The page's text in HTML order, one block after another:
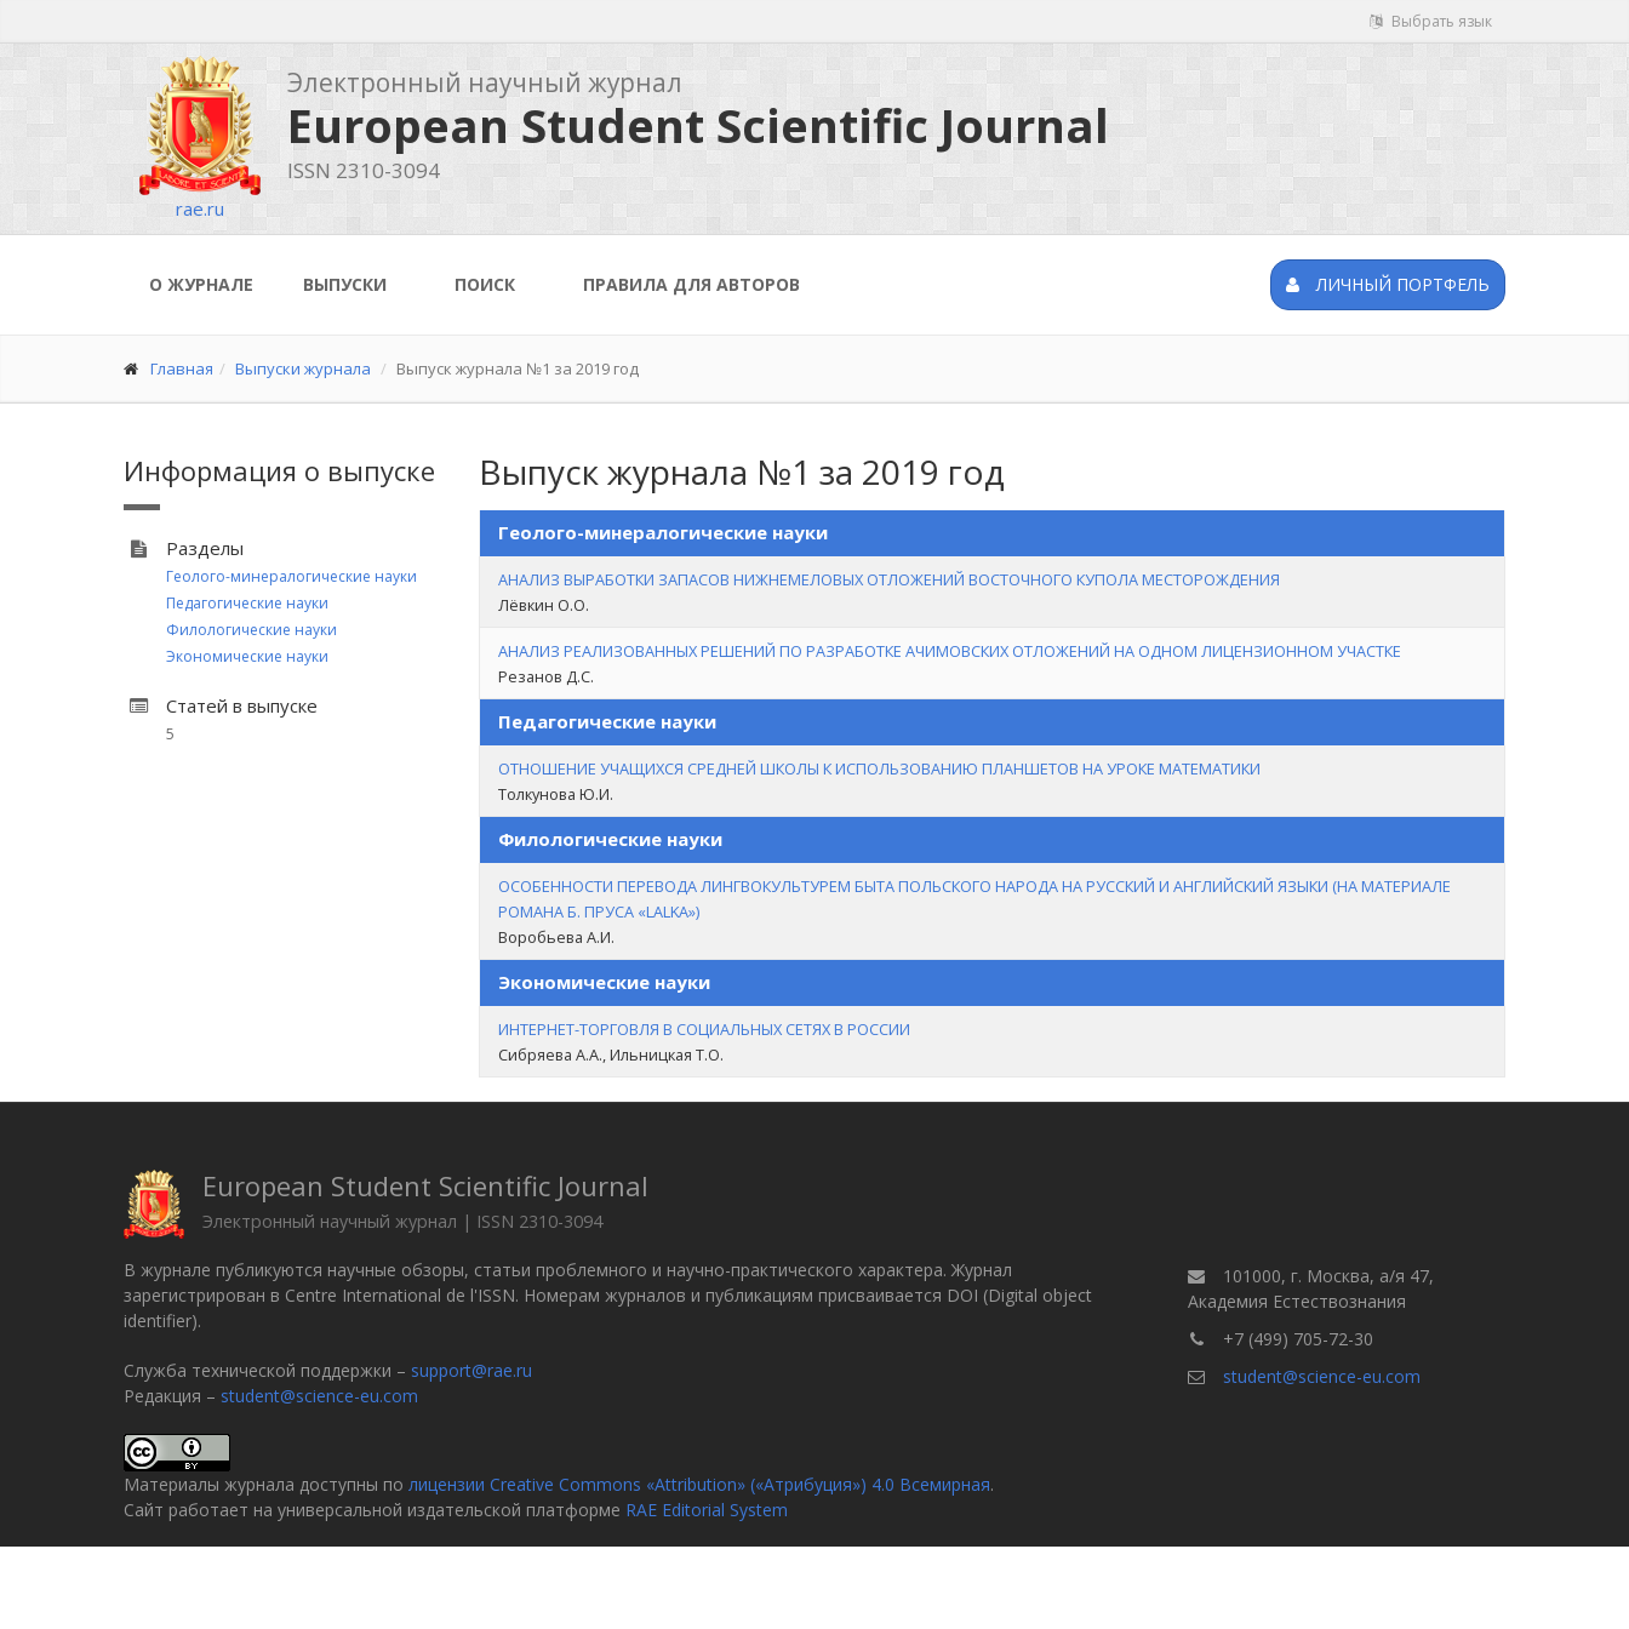
Выбрать язык
rae.ru
Электронный научный журнал
European Student Scientific Journal
ISSN 2310-3094
О ЖУРНАЛЕ ВЫПУСКИ ПОИСК ПРАВИЛА ДЛЯ АВТОРОВ ЛИЧНЫЙ ПОРТФЕЛЬ
Главная Выпуски журнала Выпуск журнала №1 за 2019 год
Информация о выпуске
Разделы
Геолого-минералогические науки
Педагогические науки
Филологические науки
Экономические науки
Статей в выпуске
5
Выпуск журнала №1 за 2019 год
Геолого-минералогические науки
АНАЛИЗ ВЫРАБОТКИ ЗАПАСОВ НИЖНЕМЕЛОВЫХ ОТЛОЖЕНИЙ ВОСТОЧНОГО КУПОЛА МЕСТОРОЖДЕНИЯ
Лёвкин О.О.
АНАЛИЗ РЕАЛИЗОВАННЫХ РЕШЕНИЙ ПО РАЗРАБОТКЕ АЧИМОВСКИХ ОТЛОЖЕНИЙ НА ОДНОМ ЛИЦЕНЗИОННОМ УЧАСТКЕ
Резанов Д.С.
Педагогические науки
ОТНОШЕНИЕ УЧАЩИХСЯ СРЕДНЕЙ ШКОЛЫ К ИСПОЛЬЗОВАНИЮ ПЛАНШЕТОВ НА УРОКЕ МАТЕМАТИКИ
Толкунова Ю.И.
Филологические науки
ОСОБЕННОСТИ ПЕРЕВОДА ЛИНГВОКУЛЬТУРЕМ БЫТА ПОЛЬСКОГО НАРОДА НА РУССКИЙ И АНГЛИЙСКИЙ ЯЗЫКИ (НА МАТЕРИАЛЕ
РОМАНА Б. ПРУСА «LALKA»)
Воробьева А.И.
Экономические науки
ИНТЕРНЕТ-ТОРГОВЛЯ В СОЦИАЛЬНЫХ СЕТЯХ В РОССИИ
Сибряева А.А., Ильницкая Т.О.
European Student Scientific Journal
Электронный научный журнал | ISSN 2310-3094
В журнале публикуются научные обзоры, статьи проблемного и научно-практического характера. Журнал
зарегистрирован в Centre International de l'ISSN. Номерам журналов и публикациям присваивается DOI (Digital object
identifier).
Служба технической поддержки – support@rae.ru
Редакция – student@science-eu.com
101000, г. Москва, а/я 47,
Академия Естествознания
+7 (499) 705-72-30
student@science-eu.com
Материалы журнала доступны по лицензии Creative Commons «Attribution» («Атрибуция») 4.0 Всемирная.
Сайт работает на универсальной издательской платформе RAE Editorial System